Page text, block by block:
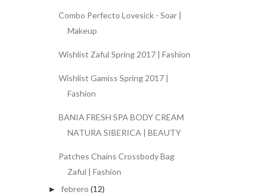
Combo Perfecto Lovesick - Soar |
Makeup
Wishlist Zaful Spring 2017 | Fashion
Wishlist Gamiss Spring 2017 |
Fashion
BANIA FRESH SPA BODY CREAM
NATURA SIBERICA | BEAUTY
Patches Chains Crossbody Bag
Zaful | Fashion
► febrero (12)